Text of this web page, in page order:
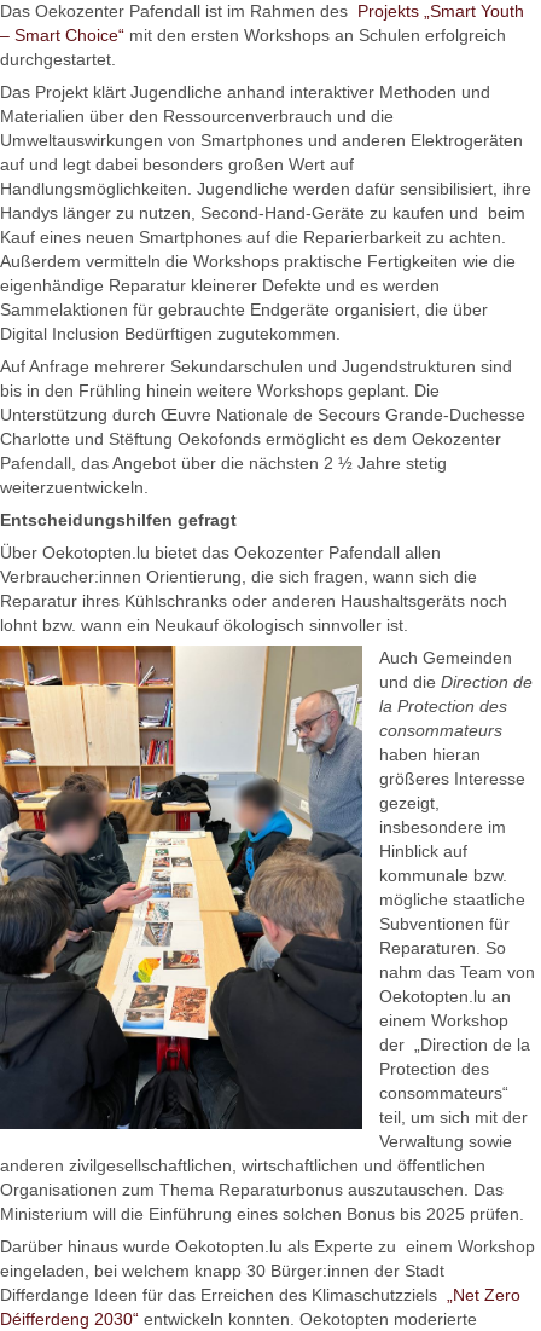
Das Oekozenter Pafendall ist im Rahmen des Projekts „Smart Youth
– Smart Choice“ mit den ersten Workshops an Schulen erfolgreich
durchgestartet.
Das Projekt klärt Jugendliche anhand interaktiver Methoden und
Materialien über den Ressourcenverbrauch und die
Umweltauswirkungen von Smartphones und anderen Elektrogeräten
auf und legt dabei besonders großen Wert auf
Handlungsmöglichkeiten. Jugendliche werden dafür sensibilisiert, ihre
Handys länger zu nutzen, Second-Hand-Geräte zu kaufen und beim
Kauf eines neuen Smartphones auf die Reparierbarkeit zu achten.
Außerdem vermitteln die Workshops praktische Fertigkeiten wie die
eigenhändige Reparatur kleinerer Defekte und es werden
Sammelaktionen für gebrauchte Endgeräte organisiert, die über
Digital Inclusion Bedürftigen zugutekommen.
Auf Anfrage mehrerer Sekundarschulen und Jugendstrukturen sind
bis in den Frühling hinein weitere Workshops geplant. Die
Unterstützung durch Œuvre Nationale de Secours Grande-Duchesse
Charlotte und Stëftung Oekofonds ermöglicht es dem Oekozenter
Pafendall, das Angebot über die nächsten 2 ½ Jahre stetig
weiterzuentwickeln.
Entscheidungshilfen gefragt
Über Oekotopten.lu bietet das Oekozenter Pafendall allen
Verbraucher:innen Orientierung, die sich fragen, wann sich die
Reparatur ihres Kühlschranks oder anderen Haushaltsgeräts noch
lohnt bzw. wann ein Neukauf ökologisch sinnvoller ist.
Auch Gemeinden
und die Direction de
la Protection des
consommateurs
haben hieran
größeres Interesse
gezeigt,
insbesondere im
Hinblick auf
kommunale bzw.
mögliche staatliche
Subventionen für
Reparaturen. So
nahm das Team von
Oekotopten.lu an
einem Workshop
der „Direction de la
Protection des
consommateurs“
teil, um sich mit der
Verwaltung sowie
anderen zivilgesellschaftlichen, wirtschaftlichen und öffentlichen
Organisationen zum Thema Reparaturbonus auszutauschen. Das
Ministerium will die Einführung eines solchen Bonus bis 2025 prüfen.
Darüber hinaus wurde Oekotopten.lu als Experte zu einem Workshop
eingeladen, bei welchem knapp 30 Bürger:innen der Stadt
Differdange Ideen für das Erreichen des Klimaschutzziels „Net Zero
Déifferdeng 2030“ entwickeln konnten. Oekotopten moderierte